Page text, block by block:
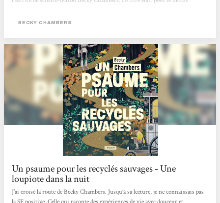
bouquins en attente d’être feuilletés, Un psaume pour les recyclés sauvages
rédaction...
BECKY CHAMBERS
Un psaume pour les recyclés sauvages - Une
loupiote dans la nuit
J’ai croisé la route de Becky Chambers. Jusqu’à sa lecture, je ne connaissais pas